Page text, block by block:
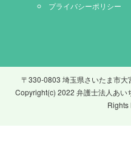
プライバシーポリシー
〒330-0803 埼玉県さいたま市
Copyright(c) 2022 弁護士法人あい
Rights